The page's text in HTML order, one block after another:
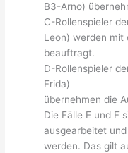
B3-Arno)
C-Rollenspieler
Leon) werden mit
beauftragt.
D-Rollenspieler
Frida)
übernehmen die
Die Fälle E und F
ausgearbeitet
werden. Das gilt